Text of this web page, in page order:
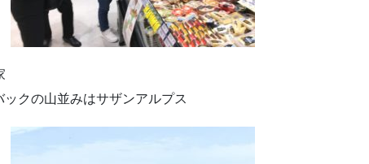
クの山並みはサザンアルプス